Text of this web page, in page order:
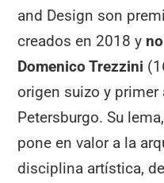
and Design son
creados en 2018 y
Domenico Trezzini
origen suizo y primer
Petersburgo. Su
pone en valor a la
disciplina artística,